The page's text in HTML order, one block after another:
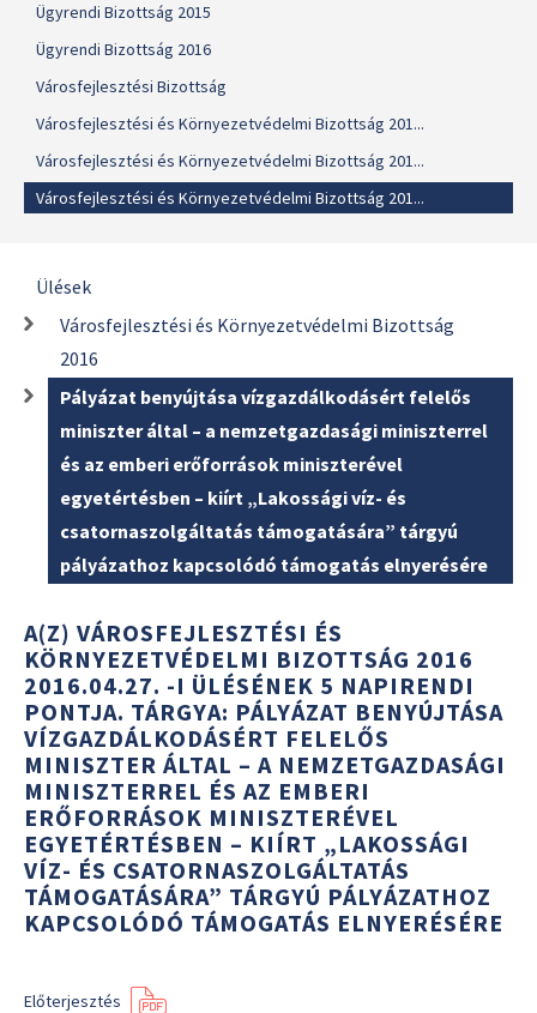
Ügyrendi Bizottság 2015
Ügyrendi Bizottság 2016
Városfejlesztési Bizottság
Városfejlesztési és Környezetvédelmi Bizottság 201...
Városfejlesztési és Környezetvédelmi Bizottság 201...
Városfejlesztési és Környezetvédelmi Bizottság 201...
Ülések
Városfejlesztési és Környezetvédelmi Bizottság
2016
Pályázat benyújtása vízgazdálkodásért felelős
miniszter által – a nemzetgazdasági miniszterrel
és az emberi erőforrások miniszterével
egyetértésben – kiírt „Lakossági víz- és
csatornaszolgáltatás támogatására” tárgyú
pályázathoz kapcsolódó támogatás elnyerésére
A(Z) VÁROSFEJLESZTÉSI ÉS
KÖRNYEZETVÉDELMI BIZOTTSÁG 2016
2016.04.27. -I ÜLÉSÉNEK 5 NAPIRENDI
PONTJA. TÁRGYA: PÁLYÁZAT BENYÚJTÁSA
VÍZGAZDÁLKODÁSÉRT FELELŐS
MINISZTER ÁLTAL – A NEMZETGAZDASÁGI
MINISZTERREL ÉS AZ EMBERI
ERŐFORRÁSOK MINISZTERÉVEL
EGYETÉRTÉSBEN – KIÍRT „LAKOSSÁGI
VÍZ- ÉS CSATORNASZOLGÁLTATÁS
TÁMOGATÁSÁRA” TÁRGYÚ PÁLYÁZATHOZ
KAPCSOLÓDÓ TÁMOGATÁS ELNYERÉSÉRE
Előterjesztés